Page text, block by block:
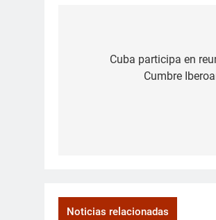
Cuba participa en
Cumbre
Noticias relacionadas